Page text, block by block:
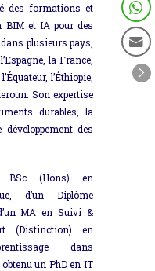
des formations et
BIM et IA pour des
plusieurs pays,
la France,
l’Éthiopie,
Son expertise
durables, la
des
BSc (Hons) en
d’un Diplôme
MA en Suivi &
(Distinction) en
dans
un PhD en IT